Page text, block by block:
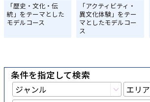
「歴史・文化・伝
統」をテーマとした
モデルコース
「アクティビティ・
異文化体験」をテー
マとしたモデルコー
ス
条件を指定して検索